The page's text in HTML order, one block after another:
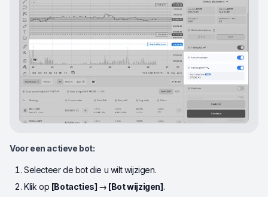
Voor een actieve bot:
Selecteer de bot die u wilt wijzigen.
Klik op [Botacties] → [Bot wijzigen].